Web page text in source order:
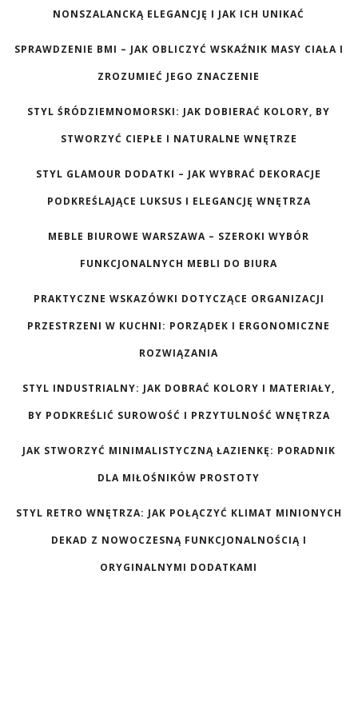
NONSZALANCKĄ ELEGANCJĘ I JAK ICH UNIKAĆ
SPRAWDZENIE BMI – JAK OBLICZYĆ WSKAŹNIK MASY CIAŁA I
ZROZUMIEĆ JEGO ZNACZENIE
STYL ŚRÓDZIEMNOMORSKI: JAK DOBIERAĆ KOLORY, BY
STWORZYĆ CIEPŁE I NATURALNE WNĘTRZE
STYL GLAMOUR DODATKI – JAK WYBRAĆ DEKORACJE
PODKREŚLAJĄCE LUKSUS I ELEGANCJĘ WNĘTRZA
MEBLE BIUROWE WARSZAWA – SZEROKI WYBÓR
FUNKCJONALNYCH MEBLI DO BIURA
PRAKTYCZNE WSKAZÓWKI DOTYCZĄCE ORGANIZACJI
PRZESTRZENI W KUCHNI: PORZĄDEK I ERGONOMICZNE
ROZWIĄZANIA
STYL INDUSTRIALNY: JAK DOBRAĆ KOLORY I MATERIAŁY,
BY PODKREŚLIĆ SUROWOŚĆ I PRZYTULNOŚĆ WNĘTRZA
JAK STWORZYĆ MINIMALISTYCZNĄ ŁAZIENKĘ: PORADNIK
DLA MIŁOŚNIKÓW PROSTOTY
STYL RETRO WNĘTRZA: JAK POŁĄCZYĆ KLIMAT MINIONYCH
DEKAD Z NOWOCZESNĄ FUNKCJONALNOŚCIĄ I
ORYGINALNYMI DODATKAMI